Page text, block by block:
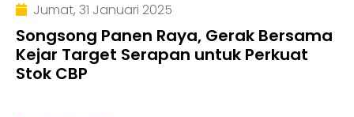
Jumat, 31 Januari 2025
Songsong Panen Raya, Gerak Bersama
Kejar Target Serapan untuk Perkuat
Stok CBP